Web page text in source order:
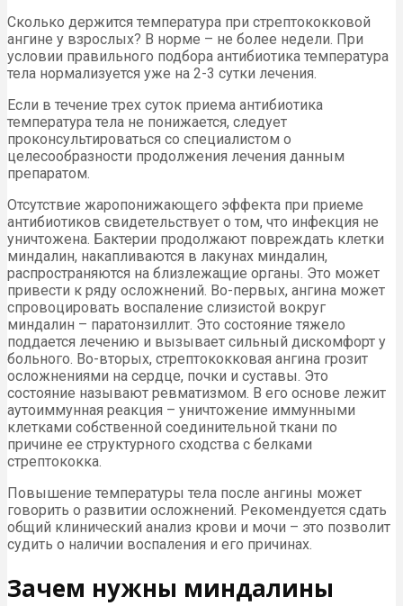
Сколько держится температура при стрептококковой
ангине у взрослых? В норме – не более недели. При
условии правильного подбора антибиотика температура
тела нормализуется уже на 2-3 сутки лечения.
Если в течение трех суток приема антибиотика
температура тела не понижается, следует
проконсультироваться со специалистом о
целесообразности продолжения лечения данным
препаратом.
Отсутствие жаропонижающего эффекта при приеме
антибиотиков свидетельствует о том, что инфекция не
уничтожена. Бактерии продолжают повреждать клетки
миндалин, накапливаются в лакунах миндалин,
распространяются на близлежащие органы. Это может
привести к ряду осложнений. Во-первых, ангина может
спровоцировать воспаление слизистой вокруг
миндалин – паратонзиллит. Это состояние тяжело
поддается лечению и вызывает сильный дискомфорт у
больного. Во-вторых, стрептококковая ангина грозит
осложнениями на сердце, почки и суставы. Это
состояние называют ревматизмом. В его основе лежит
аутоиммунная реакция – уничтожение иммунными
клетками собственной соединительной ткани по
причине ее структурного сходства с белками
стрептококка.
Повышение температуры тела после ангины может
говорить о развитии осложнений. Рекомендуется сдать
общий клинический анализ крови и мочи – это позволит
судить о наличии воспаления и его причинах.
Зачем нужны миндалины